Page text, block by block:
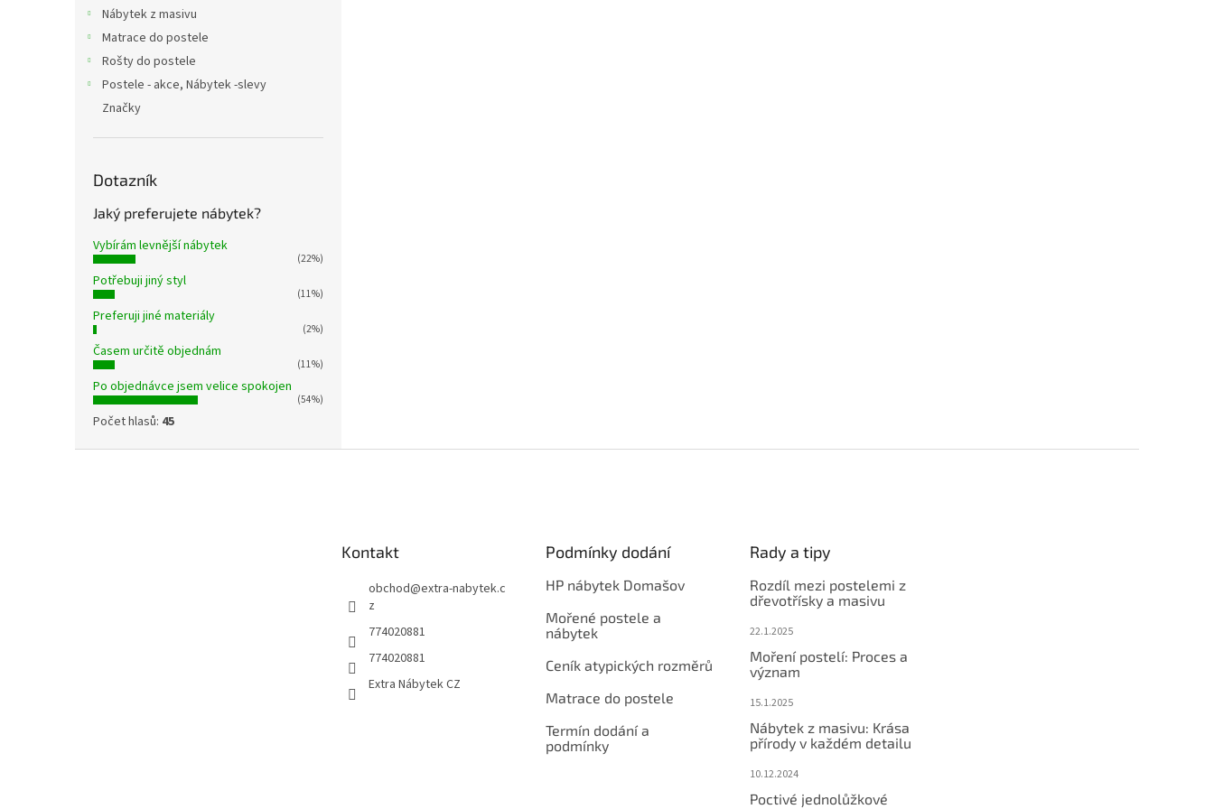
Nábytek z masivu
Matrace do postele
Rošty do postele
Postele - akce, Nábytek -slevy
Značky
Dotazník
Jaký preferujete nábytek?
Vybírám levnější nábytek
(22%)
Potřebuji jiný styl
(11%)
Preferuji jiné materiály
(2%)
Časem určitě objednám
(11%)
Po objednávce jsem velice spokojen
(54%)
Počet hlasů: 45
Kontakt
obchod@extra-nabytek.c
z
774020881
774020881
Extra Nábytek CZ
Podmínky dodání
HP nábytek Domašov
Mořené postele a
nábytek
Ceník atypických rozměrů
Matrace do postele
Termín dodání a
podmínky
Rady a tipy
Rozdíl mezi postelemi z
dřevotřísky a masivu
22.1.2025
Moření postelí: Proces a
význam
15.1.2025
Nábytek z masivu: Krása
přírody v každém detailu
10.12.2024
Poctivé jednolůžkové